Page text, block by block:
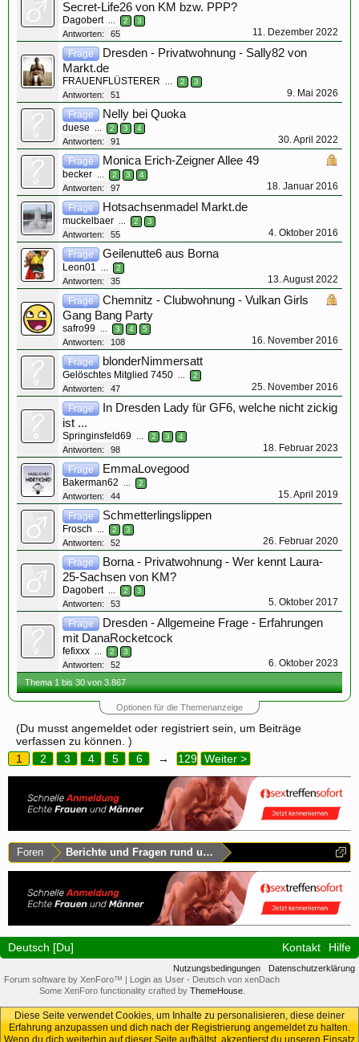
Secret-Life26 von KM bzw. PPP?
Dagobert 2 3
Antworten: 65 11. Dezember 2022
Frage
Dresden - Privatwohnung - Sally82 von
Markt.de
FRAUENFLÜSTERER 2 3
Antworten: 51 9. Mai 2026
Frage Nelly bei Quoka
duese 2 3 4
Antworten: 91 30. April 2022
Frage Monica Erich-Zeigner Allee 49
becker 2 3 4
Antworten: 97 18. Januar 2016
Frage Hotsachsenmadel Markt.de
muckelbaer 2 3
Antworten: 55 4. Oktober 2016
Frage Geilenutte6 aus Borna
Leon01 2
Antworten: 35 13. August 2022
Frage
Chemnitz - Clubwohnung - Vulkan Girls
Gang Bang Party
safro99 3 4 5
Antworten: 108 16. November 2016
Frage blonderNimmersatt
Gelöschtes Mitglied 7450 2
Antworten: 47 25. November 2016
Frage
In Dresden Lady für GF6, welche nicht zickig
ist ...
Springinsfeld69 2 3 4
Antworten: 98 18. Februar 2023
Frage EmmaLovegood
Bakerman62 2
Antworten: 44 15. April 2019
Frage Schmetterlingslippen
Frosch 2 3
Antworten: 52 26. Februar 2020
Frage
Borna - Privatwohnung - Wer kennt Laura-
25-Sachsen von KM?
Dagobert 2 3
Antworten: 53 5. Oktober 2017
Frage
Dresden - Allgemeine Frage - Erfahrungen
mit DanaRocketcock
fefixxx 2 3
Antworten: 52 6. Oktober 2023
Thema 1 bis 30 von 3.867
Optionen für die Themenanzeige
(Du musst angemeldet oder registriert sein, um Beiträge
verfassen zu können. )
1
2 3 4 5 6 → 129 Weiter >
Foren Berichte und Fragen rund um Sachsen
Deutsch [Du] Kontakt Hilfe
Nutzungsbedingungen
Datenschutzerklärung
Forum software by XenForo™ | Login as User - Deutsch von xenDach
Some XenForo functionality crafted by ThemeHouse.
Diese Seite verwendet Cookies, um Inhalte zu personalisieren, diese deiner
Erfahrung anzupassen und dich nach der Registrierung angemeldet zu halten.
Wenn du dich weiterhin auf dieser Seite aufhältst, akzeptierst du unseren Einsatz